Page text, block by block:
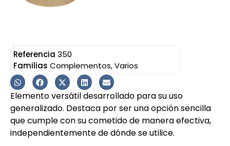
Referencia 350
Familias Complementos,Varios
Elemento versátil desarrollado para su uso
generalizado. Destaca por ser una opción sencilla
que cumple con su cometido de manera efectiva,
independientemente de dónde se utilice.